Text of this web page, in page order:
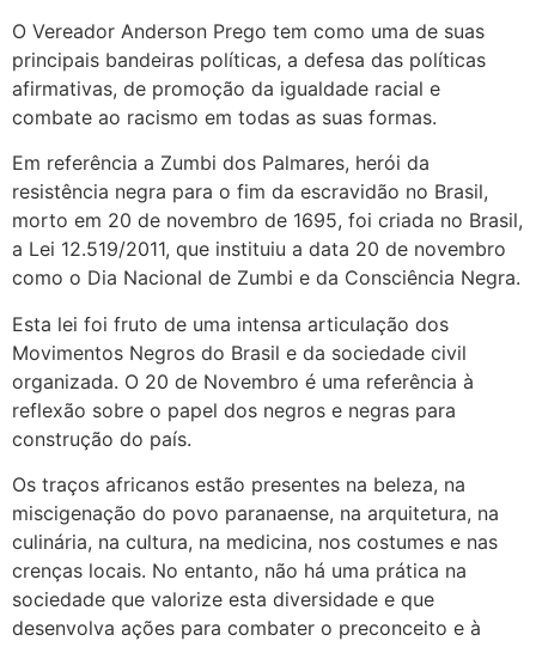
O Vereador Anderson Prego tem como uma de suas
principais bandeiras políticas, a defesa das políticas
afirmativas, de promoção da igualdade racial e
combate ao racismo em todas as suas formas.
Em referência a Zumbi dos Palmares, herói da
resistência negra para o fim da escravidão no Brasil,
morto em 20 de novembro de 1695, foi criada no Brasil,
a Lei 12.519/2011, que instituiu a data 20 de novembro
como o Dia Nacional de Zumbi e da Consciência Negra.
Esta lei foi fruto de uma intensa articulação dos
Movimentos Negros do Brasil e da sociedade civil
organizada. O 20 de Novembro é uma referência à
reflexão sobre o papel dos negros e negras para
construção do país.
Os traços africanos estão presentes na beleza, na
miscigenação do povo paranaense, na arquitetura, na
culinária, na cultura, na medicina, nos costumes e nas
crenças locais. No entanto, não há uma prática na
sociedade que valorize esta diversidade e que
desenvolva ações para combater o preconceito e à